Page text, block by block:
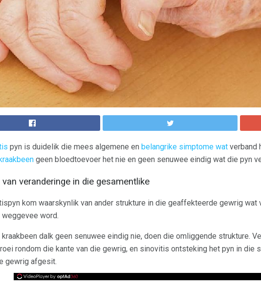
pyn is duidelik die mees algemene en belangrike simptome wat verband
geen bloedtoevoer het nie en geen senuwee eindig wat die pyn
van veranderinge in die gesamentlike
kom waarskynlik van ander strukture in die geaffekteerde gewrig wat
weggevee word.
dalk geen senuwee eindig nie, doen die omliggende strukture.
rondom die kante van die gewrig, en sinovitis ontsteking het pyn in die
gewrig afgesit.